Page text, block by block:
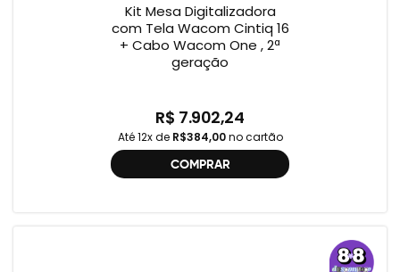
Kit Mesa Digitalizadora
com Tela Wacom Cintiq 16
+ Cabo Wacom One , 2ª
geração
R$ 7.902,24
Até 12x de R$384,00no cartão
COMPRAR